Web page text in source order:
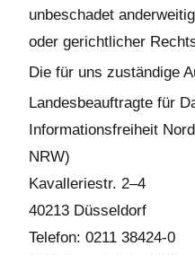
unbeschadet
oder gerichtlicher
Die für uns zuständige
Landesbeauftragte für
Informationsfreiheit
NRW)
Kavalleriestr. 2–4
40213 Düsseldorf
Telefon: 0211 38424-0